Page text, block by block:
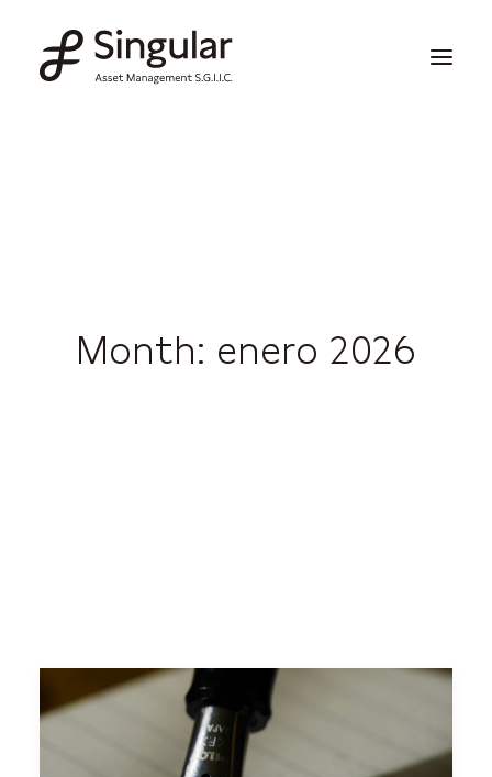
Nuestras capacidades
Month: enero 2026